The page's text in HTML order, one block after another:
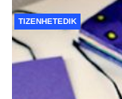
TIZENHETEDIK